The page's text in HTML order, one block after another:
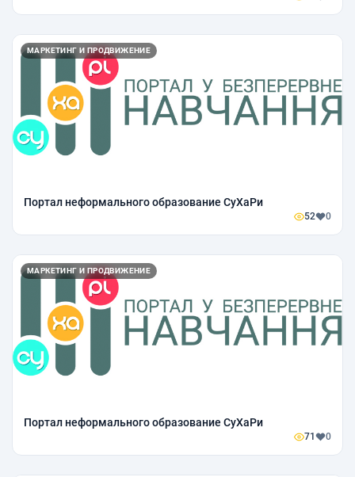
МАРКЕТИНГ И ПРОДВИЖЕНИЕ
Портал неформального образование СуХаРи
52 0
МАРКЕТИНГ И ПРОДВИЖЕНИЕ
Портал неформального образование СуХаРи
71 0